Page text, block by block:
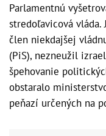
Parlamentnú
stredoľavicová
člen niekdajšej
(PiS), nezneužil
špehovanie
obstaralo
peňazí určených na